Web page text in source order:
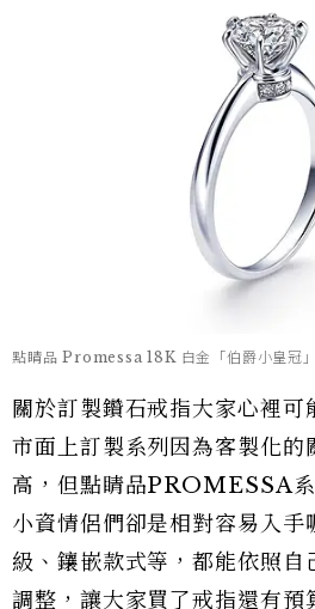
點睛品 Promessa 18K 白金「伯爵小皇冠
關於訂製鑽石戒指大家心裡可
市面上訂製系列因為客製化的
高，但點睛品PROMESSA
小資情侶們卻是相對容易入手
級、鑲嵌款式等，都能依照自
調整，讓大家買了戒指還有預